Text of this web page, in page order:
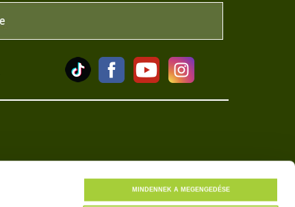
MINDENNEK A MEGENGEDÉSE